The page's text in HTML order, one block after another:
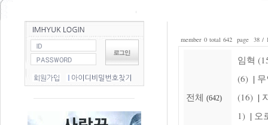
member 0 total 642 page 38 /
전체 (642)
임혁
(6) |
(16) |
1) | 오